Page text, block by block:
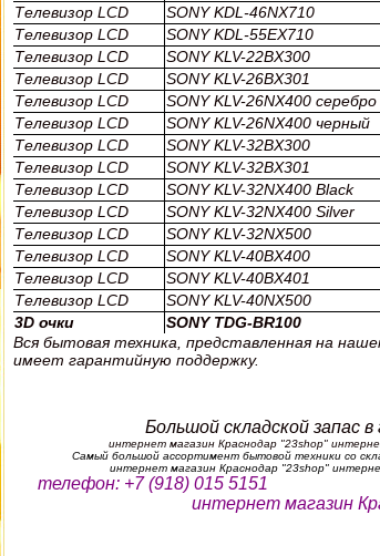
Телевизор LCD
SONY KDL-46NX710
Телевизор LCD
SONY KDL-55EX710
Телевизор LCD
SONY KLV-22BX300
Телевизор LCD
SONY KLV-26BX301
Телевизор LCD
SONY KLV-26NX400 серебро
Телевизор LCD
SONY KLV-26NX400 черный
Телевизор LCD
SONY KLV-32BX300
Телевизор LCD
SONY KLV-32BX301
Телевизор LCD
SONY KLV-32NX400 Black
Телевизор LCD
SONY KLV-32NX400 Silver
Телевизор LCD
SONY KLV-32NX500
Телевизор LCD
SONY KLV-40BX400
Телевизор LCD
SONY KLV-40BX401
Телевизор LCD
SONY KLV-40NX500
3D очки
SONY TDG-BR100
Вся бытовая техника, представленная на
имеет гарантийную поддержку.
Большой складской запас в
интернет магазин Краснодар "23shop"
Самый большой ассортимент бытовой техники со
интернет магазин Краснодар "23shop"
телефон: +7 (918) 015 5151
интернет магазин